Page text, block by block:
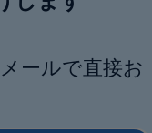
ールで直接お